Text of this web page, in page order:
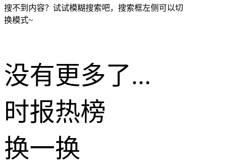
搜不到内容？试试模糊搜索吧，搜索框左侧可以切
换模式~
没有更多了...
时报热榜
换一换